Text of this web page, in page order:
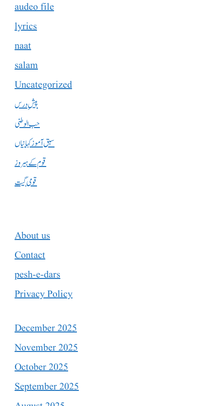
audeo file
lyrics
naat
salam
Uncategorized
پیشِ درس
حب الوطنی
سبق آموز کہانیاں
قوم کے ہیروز
قومی گیت
About us
Contact
pesh-e-dars
Privacy Policy
December 2025
November 2025
October 2025
September 2025